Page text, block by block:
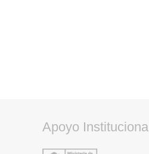
Apoyo Institucional